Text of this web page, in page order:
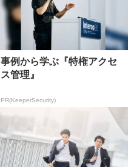
事例から学ぶ『特権アクセ
ス管理』
PR(KeeperSecurity)